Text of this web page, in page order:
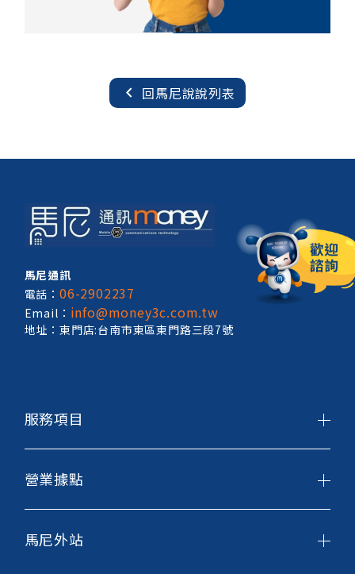
chevron_left 回馬尼說說列表
馬尼通訊
電話：06-2902237
Email： info@money3c.com.tw
地址：東門店:台南市東區東門路三段7號
服務項目
營業據點
馬尼外站